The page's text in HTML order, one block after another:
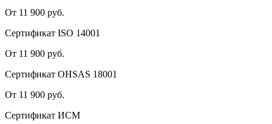
От 11 900 руб.
Сертификат ISO 14001
От 11 900 руб.
Сертификат OHSAS 18001
От 11 900 руб.
Сертификат ИСМ